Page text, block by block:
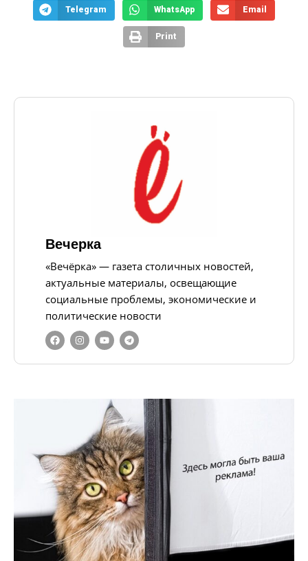
Telegram WhatsApp Email
Print
Вечерка
«Вечёрка» — газета столичных новостей,
актуальные материалы, освещающие
социальные проблемы, экономические и
политические новости